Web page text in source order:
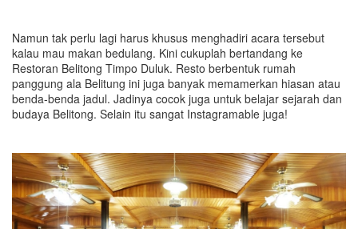
Namun tak perlu lagi harus khusus menghadiri acara tersebut
kalau mau makan bedulang. Kini cukuplah bertandang ke
Restoran Belitong Timpo Duluk. Resto berbentuk rumah
panggung ala Belitung ini juga banyak memamerkan hiasan atau
benda-benda jadul. Jadinya cocok juga untuk belajar sejarah dan
budaya Belitong. Selain itu sangat Instagramable juga!